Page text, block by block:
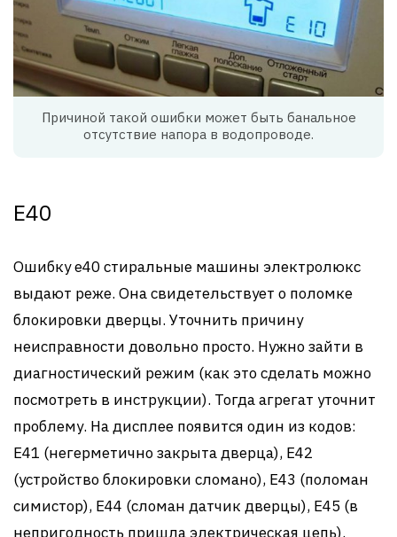
Причиной такой ошибки может быть банальное
отсутствие напора в водопроводе.
Е40
Ошибку е40 стиральные машины электролюкс
выдают реже. Она свидетельствует о поломке
блокировки дверцы. Уточнить причину
неисправности довольно просто. Нужно зайти в
диагностический режим (как это сделать можно
посмотреть в инструкции). Тогда агрегат уточнит
проблему. На дисплее появится один из кодов:
Е41 (негерметично закрыта дверца), Е42
(устройство блокировки сломано), Е43 (поломан
симистор), Е44 (сломан датчик дверцы), Е45 (в
непригодность пришла электрическая цепь).